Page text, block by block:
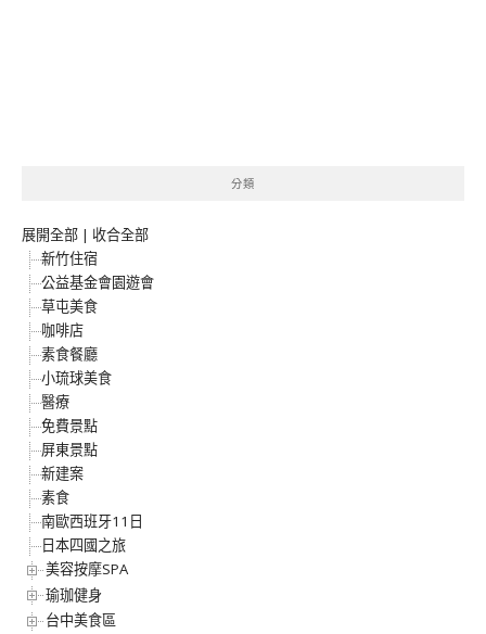
分類
展開全部 | 收合全部
新竹住宿
公益基金會園遊會
草屯美食
咖啡店
素食餐廳
小琉球美食
醫療
免費景點
屏東景點
新建案
素食
南歐西班牙11日
日本四國之旅
美容按摩SPA
瑜珈健身
台中美食區